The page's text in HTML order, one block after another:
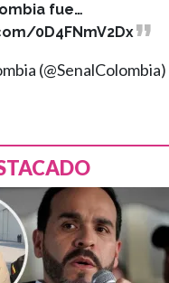
fue…
0D4FNmV2Dx
(@SenalColombia)